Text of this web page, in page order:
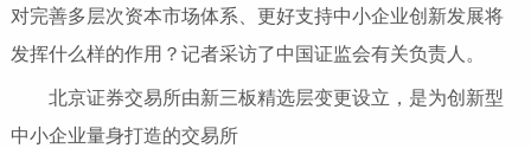
对完善多层次资本市场体系、更好支持中小企业创新发展将
发挥什么样的作用？记者采访了中国证监会有关负责人。
北京证券交易所由新三板精选层变更设立，是为创新型
中小企业量身打造的交易所